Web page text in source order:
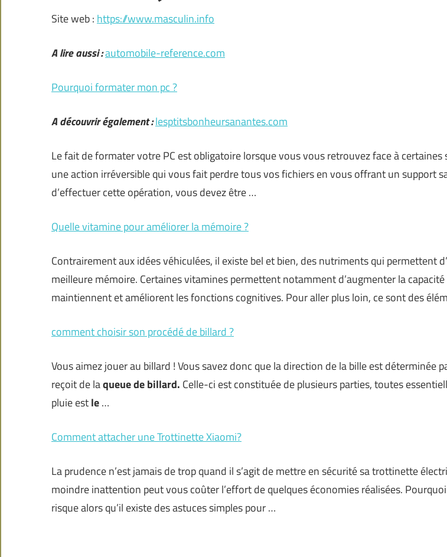
Site web : https://www.masculin.info
A lire aussi :automobile-reference.com
Pourquoi formater mon pc ?
A découvrir également :lesptitsbonheursanantes.com
Le fait de formater votre PC est obligatoire lorsque vous vous retrouvez face à certaines
une action irréversible qui vous fait perdre tous vos fichiers en vous offrant un support
d’effectuer cette opération, vous devez être …
Quelle vitamine pour améliorer la mémoire ?
Contrairement aux idées véhiculées, il existe bel et bien, des nutriments qui permettent
meilleure mémoire. Certaines vitamines permettent notamment d’augmenter la
maintiennent et améliorent les fonctions cognitives. Pour aller plus loin, ce sont des
comment choisir son procédé de billard ?
Vous aimez jouer au billard ! Vous savez donc que la direction de la bille est déterminée
reçoit de laqueue de billard. Celle-ci est constituée de plusieurs parties, toutes
pluie estle…
Comment attacher une Trottinette Xiaomi?
La prudence n’est jamais de trop quand il s’agit de mettre en sécurité sa trottinette
moindre inattention peut vous coûter l’effort de quelques économies réalisées.
risque alors qu’il existe des astuces simples pour …